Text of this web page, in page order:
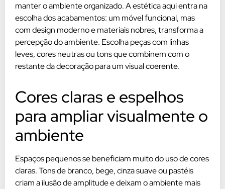
manter o ambiente organizado. A estética aqui entra na
escolha dos acabamentos: um móvel funcional, mas
com design moderno e materiais nobres, transforma a
percepção do ambiente. Escolha peças com linhas
leves, cores neutras ou tons que combinem com o
restante da decoração para um visual coerente.
Cores claras e espelhos
para ampliar visualmente o
ambiente
Espaços pequenos se beneficiam muito do uso de cores
claras. Tons de branco, bege, cinza suave ou pastéis
criam a ilusão de amplitude e deixam o ambiente mais